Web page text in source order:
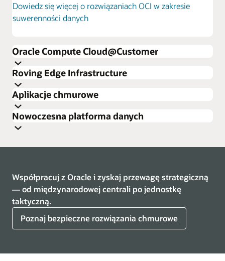
Dowiedz się więcej o rozwiązaniach OCI w zakresie
suwerenności danych
Oracle Compute Cloud@Customer
Dowiedz się więcej o Oracle Compute
Roving Edge Infrastructure
Roving Edge Station
Może pomieścić dwie szafy 42 Roving Edge Ultra
Rack z w pełni zintegrowanym systemem chłodzenia
statkiem lub ciężarówką
Aplikacje chmurowe
Nowoczesna platforma danych
Współpracuj z Oracle i zyskaj przewagę strategiczną
— od międzynarodowej centrali po jednostkę
taktyczną.
Poznaj bezpieczne rozwiązania chmurowe